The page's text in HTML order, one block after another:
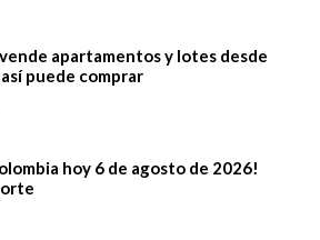
apartamentos y lotes desde
puede comprar
hoy 6 de agosto de 2026!